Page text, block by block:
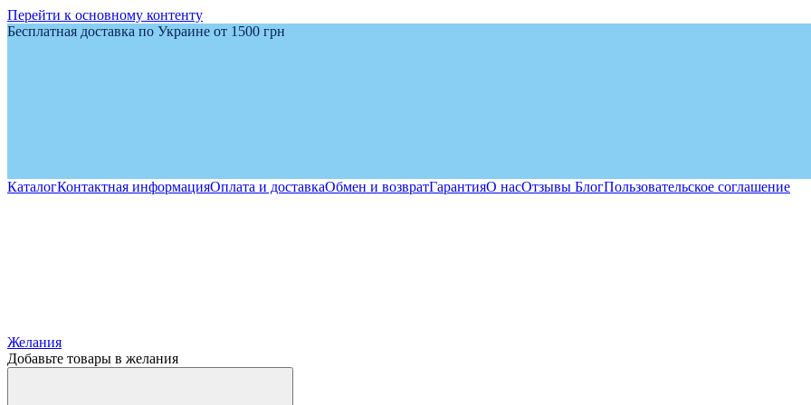
Перейти к основному контенту
Бесплатная доставка по Украине от 1500 грн
КаталогКонтактная информацияОплата и доставкаОбмен и возвратГарантияО насОтзывы БлогПользовательское соглашение
Желания
Добавьте товары в желания